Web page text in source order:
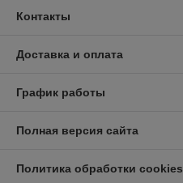
Контакты
Доставка и оплата
График работы
Полная версия сайта
Политика обработки cookies